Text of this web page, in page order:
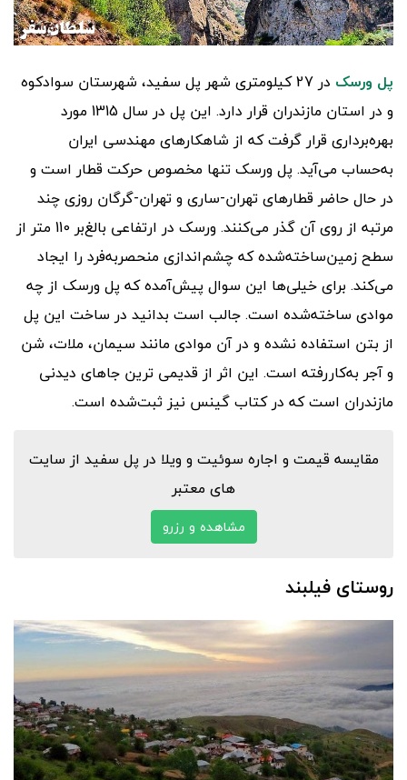
پل ورسک
در 27 کیلومتری شهر پل سفید، شهرستان سوادکوه
و در استان مازندران قرار دارد. این پل در سال 1315 مورد
بهره‌برداری قرار گرفت که از شاهکارهای مهندسی ایران
به‌حساب می‌آید. پل ورسک تنها مخصوص حرکت قطار است و
در حال حاضر قطارهای تهران-ساری و تهران-گرگان روزی چند
مرتبه از روی آن گذر می‌کنند. ورسک در ارتفاعی بالغ‌بر 110 متر از
سطح زمین‌ساخته‌شده که چشم‌اندازی منحصربه‌فرد را ایجاد
می‌کند. برای خیلی‌ها این سوال پیش‌آمده که پل ورسک از چه
موادی ساخته‌شده است. جالب است بدانید در ساخت این پل
از بتن استفاده‌ نشده و در آن موادی مانند سیمان، ملات، شن
و آجر به‌کاررفته است. این اثر از قدیمی ترین جاهای دیدنی
مازندران است که در کتاب گینس نیز ثبت‌شده است.
مقایسه قیمت و اجاره سوئیت و ویلا در پل سفید از سایت
های معتبر
مشاهده و رزرو
روستای فیلبند